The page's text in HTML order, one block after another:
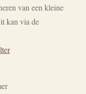
van een kleine
kan via de